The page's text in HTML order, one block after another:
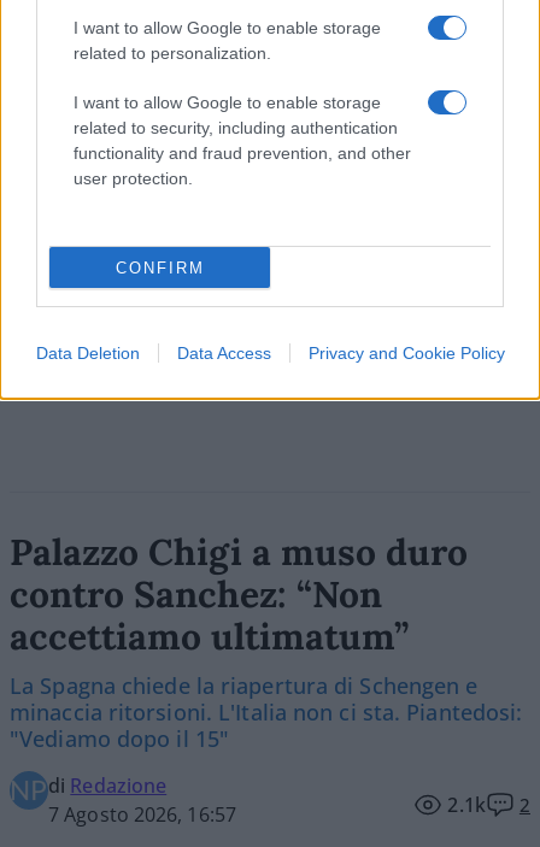
I want to allow Google to enable storage
related to personalization.
I want to allow Google to enable storage
related to security, including authentication
functionality and fraud prevention, and other
user protection.
CONFIRM
Data Deletion Data Access Privacy and Cookie Policy
#LEGITTIMA DIFESA #MARIO ROGGERO
130
Leggi i commenti
Vignetta del 07/08/2026
Vai all'archivio delle vignette
Palazzo Chigi a muso duro
contro Sanchez: “Non
accettiamo ultimatum”
La Spagna chiede la riapertura di Schengen e
minaccia ritorsioni. L'Italia non ci sta. Piantedosi:
"Vediamo dopo il 15"
di Redazione
7 Agosto 2026, 16:57
2.1k 2